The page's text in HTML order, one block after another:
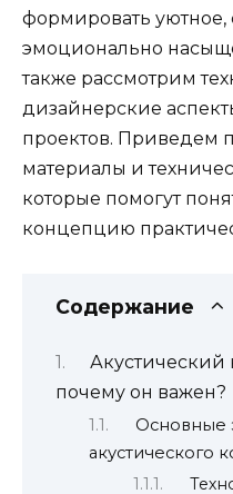
формировать
эмоционально
также рассмотрим
дизайнерские
проектов.
материалы и
которые помогут
концепцию
Содержание
Акустический
почему он важен?
Основные
акустического